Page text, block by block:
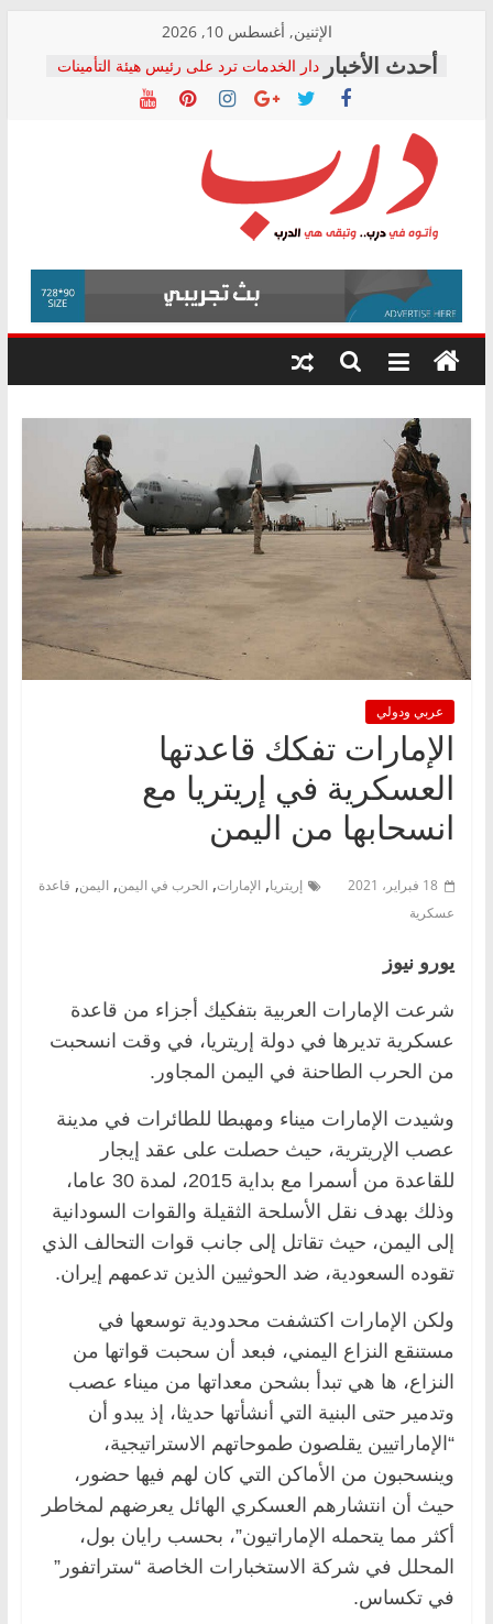
content
الإثنين, أغسطس 10, 2026
دار الخدمات ترد على رئيس هيئة التأمينات
بعد مؤتمره الصحفي: إنكار الأزمة لا ينهي
معاناة أصحاب المعاشات.. ونطالب بكشف
فرحات سليمان يكتب: القطاع الصحي إلى
أين؟
حزب التحالف الشعبي يطلق لجنة “الحق
في الصحة” بالإسكندرية لرصد الانتهاكات
ودعم المرضى
الوزاري لمدينة الصحفيين.. وانتهاء أعمال
إنشاء المبنى الإداري
المجلس القومي لحقوق الإنسان يعلن
متابعة قضية الدكتور محمد زهران.. ويؤكد:
قرينة البراءة وضمانات المحاكمة العادلة
درب
وأتوه
درب..
وتبقى
هي
عربي ودولي
الإمارات تفكك قاعدتها
العسكرية في إريتريا مع
انسحابها من اليمن
18 فبراير، 2021 إريتريا, الإمارات, الحرب في اليمن, اليمن, قاعدة
عسكرية
يورو نيوز
شرعت الإمارات العربية بتفكيك أجزاء من قاعدة
عسكرية تديرها في دولة إريتريا، في وقت انسحبت
من الحرب الطاحنة في اليمن المجاور.
وشيدت الإمارات ميناء ومهبطا للطائرات في مدينة
عصب الإريترية، حيث حصلت على عقد إيجار
للقاعدة من أسمرا مع بداية 2015، لمدة 30 عاما،
وذلك بهدف نقل الأسلحة الثقيلة والقوات السودانية
إلى اليمن، حيث تقاتل إلى جانب قوات التحالف الذي
تقوده السعودية، ضد الحوثيين الذين تدعمهم إيران.
ولكن الإمارات اكتشفت محدودية توسعها في
مستنقع النزاع اليمني، فبعد أن سحبت قواتها من
النزاع، ها هي تبدأ بشحن معداتها من ميناء عصب
وتدمير حتى البنية التي أنشأتها حديثا، إذ يبدو أن
“الإماراتيين يقلصون طموحاتهم الاستراتيجية،
وينسحبون من الأماكن التي كان لهم فيها حضور،
حيث أن انتشارهم العسكري الهائل يعرضهم لمخاطر
أكثر مما يتحمله الإماراتيون”، بحسب رايان بول،
المحلل في شركة الاستخبارات الخاصة “ستراتفور”
في تكساس.